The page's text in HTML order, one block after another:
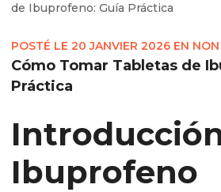
de Ibuprofeno: Guía Práctica
POSTÉ LE 20 JANVIER 2026 EN
Cómo Tomar Tabletas de
Práctica
Ibuprofeno